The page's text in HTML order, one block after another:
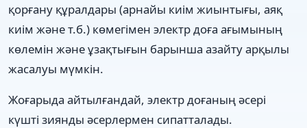
қорғану құралдары (арнайы киім жиынтығы, аяқ
киім және т.б.) көмегімен электр доға ағымының
көлемін және ұзақтығын барынша азайту арқылы
жасалуы мүмкін.
Жоғарыда айтылғандай, электр доғаның әсері
күшті зиянды әсерлермен сипатталады.